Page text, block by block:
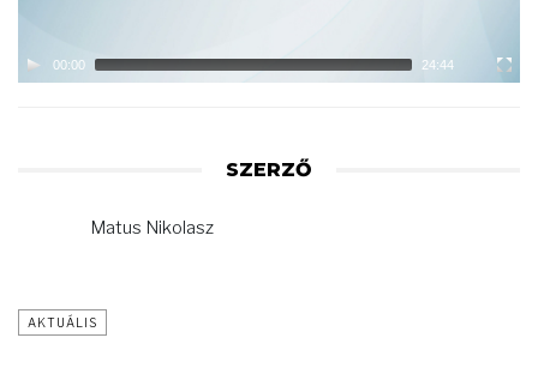
00:00 24:44
SZERZŐ
Matus Nikolasz
AKTUÁLIS